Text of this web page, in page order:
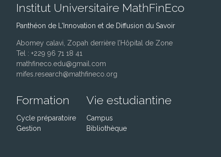
Institut Universitaire MathFinEco
Panthéon de L'Innovation et de Diffusion du Savoir
Abomey calavi, Zopah derrière l’Hôpital de Zone
Tel : +229 96 71 18 41
mathfineco.edu@gmail.com
mifes.research@mathfineco.org
Formation
Cycle préparatoire
Gestion
Vie estudiantine
Campus
Bibliothèque